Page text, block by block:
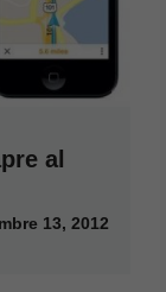
al
13, 2012